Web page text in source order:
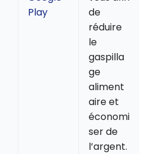
Play
de
réduire
le
gaspilla
ge
aliment
aire et
économi
ser de
l’argent.